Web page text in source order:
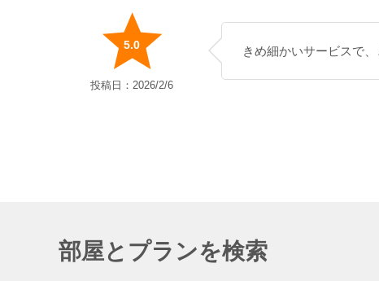
5.0
投稿日：2026/2/6
きめ細かいサービスで
部屋とプランを検索